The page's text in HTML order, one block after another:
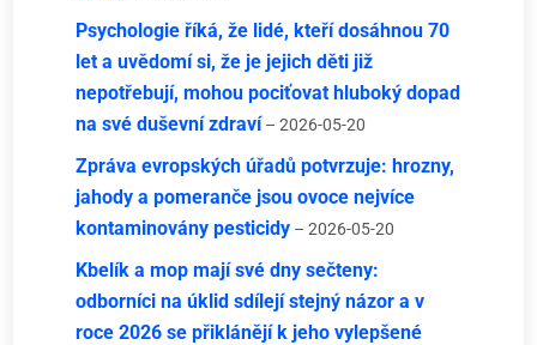
Psychologie říká, že lidé, kteří dosáhnou 70
let a uvědomí si, že je jejich děti již
nepotřebují, mohou pociťovat hluboký dopad
na své duševní zdraví – 2026-05-20
Zpráva evropských úřadů potvrzuje: hrozny,
jahody a pomeranče jsou ovoce nejvíce
kontaminovány pesticidy – 2026-05-20
Kbelík a mop mají své dny sečteny:
odborníci na úklid sdílejí stejný názor a v
roce 2026 se přiklánějí k jeho vylepšené